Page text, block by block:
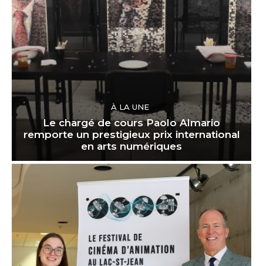
À LA UNE
Le chargé de cours Paolo Almario
remporte un prestigieux prix international
en arts numériques